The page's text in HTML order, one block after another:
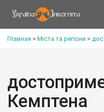
Главная > Міста та регіони >
Кемптена